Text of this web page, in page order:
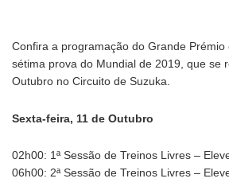
Confira a programação do Grande Prémio
sétima prova do Mundial de 2019, que se
Outubro no Circuito de Suzuka.
Sexta-feira, 11 de Outubro
02h00: 1ª Sessão de Treinos Livres –
06h00: 2ª Sessão de Treinos Livres –